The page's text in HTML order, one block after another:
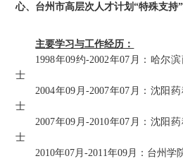
心、台州市高层次人才计划“特殊支持
主要学习与工作经历：
1998年09约-2002年07 月：哈尔
士
2004年09 月-2007年07 月：沈阳
士
2007年09 月-2010年07 月：沈阳
士
2010年07 月-2011年09 月：台州学